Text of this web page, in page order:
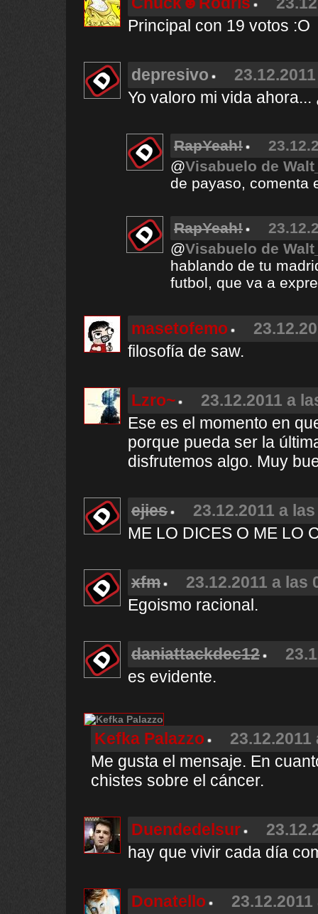
Principal con 19 votos :O
depresivo
Yo valoro mi vida
RapYeah!
@Visabuelo de
de payaso, comenta
RapYeah!
@Visabuelo de
hablando de tu
futbol, que va a
masetofemo
filosofía de saw.
Lzro~
23.12.2011 a
Ese es el momento en
porque pueda ser la
disfrutemos algo. Muy
ejies
23.12.2011 a
ME LO DICES O ME LO
xfm
23.12.2011 a las
Egoismo racional.
daniattackdec12
es evidente.
Kefka Palazzo
Me gusta el mensaje. En
chistes sobre el cáncer.
Duendedelsur
hay que vivir cada día
Donatello